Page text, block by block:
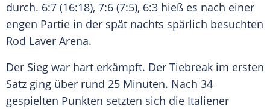
durch. 6:7 (16:18), 7:6 (7:5), 6:3 hieß es nach einer
engen Partie in der spät nachts spärlich besuchten
Rod Laver Arena.
Der Sieg war hart erkämpft. Der Tiebreak im ersten
Satz ging über rund 25 Minuten. Nach 34
gespielten Punkten setzten sich die Italiener